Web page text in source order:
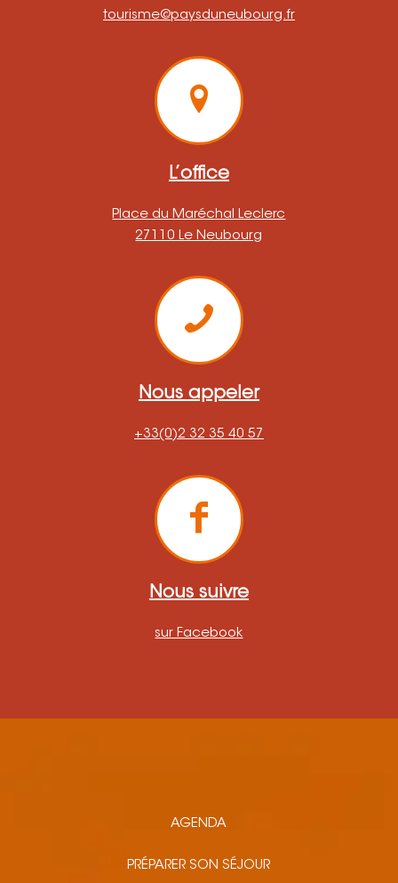
tourisme@paysduneubourg.fr
L’office
Place du Maréchal Leclerc
27110 Le Neubourg
Nous appeler
+33(0)2 32 35 40 57
Nous suivre
sur Facebook
AGENDA
PRÉPARER SON SÉJOUR